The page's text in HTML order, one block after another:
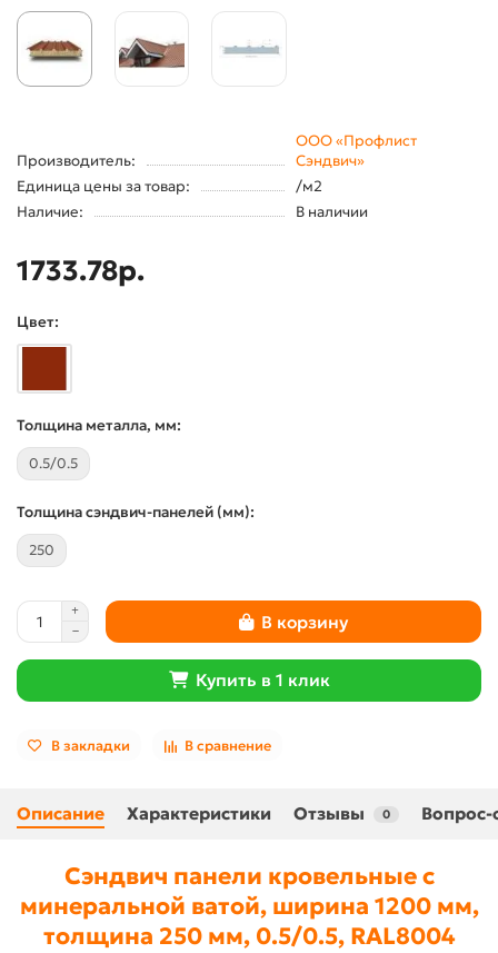
Производитель:
ООО «Профлист
Сэндвич»
Единица цены за товар:
/м2
Наличие:
В наличии
1733.78р.
Цвет:
Толщина металла, мм:
0.5/0.5
Толщина сэндвич-панелей (мм):
250
В корзину
Купить в 1 клик
В закладки В сравнение
Описание Характеристики Отзывы 0 Вопрос-
Сэндвич панели кровельные с
минеральной ватой, ширина 1200 мм,
толщина 250 мм, 0.5/0.5, RAL8004